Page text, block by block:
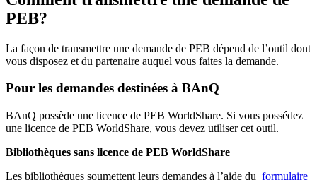
PEB?
La façon de transmettre une demande de PEB dépend de l’outil dont
vous disposez et du partenaire auquel vous faites la demande.
Pour les demandes destinées à BAnQ
BAnQ possède une licence de PEB WorldShare. Si vous possédez
une licence de PEB WorldShare, vous devez utiliser cet outil.
Bibliothèques sans licence de PEB WorldShare
Les bibliothèques soumettent leurs demandes à l’aide du formulaire